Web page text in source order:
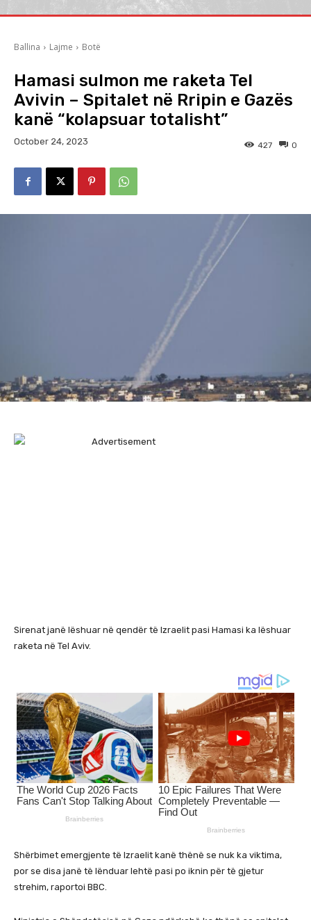
Ballina Lajme Botë
Hamasi sulmon me raketa Tel
Avivin – Spitalet në Rripin e Gazës
kanë “kolapsuar totalisht”
October 24, 2023 0
427
Sirenat janë lëshuar në qendër të Izraelit pasi Hamasi ka lëshuar
raketa në Tel Aviv.
Shërbimet emergjente të Izraelit kanë thënë se nuk ka viktima,
por se disa janë të lënduar lehtë pasi po iknin për të gjetur
strehim, raportoi BBC.